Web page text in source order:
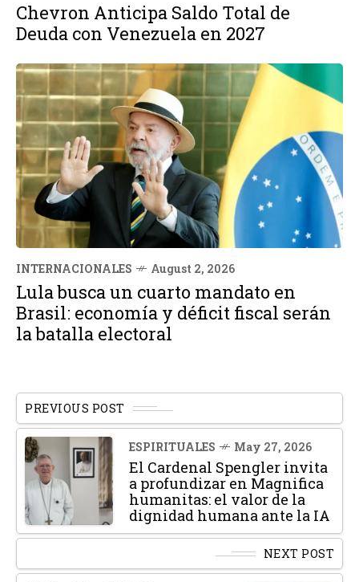
Chevron Anticipa Saldo Total de
Deuda con Venezuela en 2027
INTERNACIONALES August 2, 2026
Lula busca un cuarto mandato en
Brasil: economía y déficit fiscal serán
la batalla electoral
PREVIOUS POST
ESPIRITUALES May 27, 2026
El Cardenal Spengler invita
a profundizar en Magnifica
humanitas: el valor de la
dignidad humana ante la IA
NEXT POST